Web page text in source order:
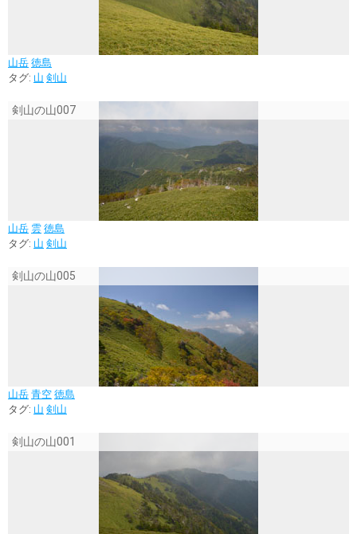
山岳 徳島
タグ: 山 剣山
剣山の山007
山岳 雲 徳島
タグ: 山 剣山
剣山の山005
山岳 青空 徳島
タグ: 山 剣山
剣山の山001